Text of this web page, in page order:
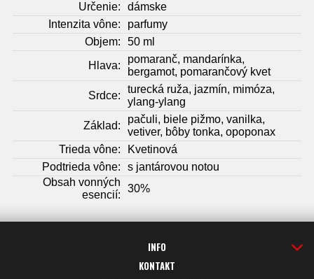
Určenie:
dámske
Intenzita vône:
parfumy
Objem:
50 ml
Hlava:
pomaranč, mandarínka,
bergamot, pomarančový kvet
Srdce:
turecká ruža, jazmín, mimóza,
ylang-ylang
Základ:
pačuli, biele pižmo, vanilka,
vetiver, bôby tonka, opoponax
Trieda vône:
Kvetinová
Podtrieda vône:
s jantárovou notou
Obsah vonných
esencií:
30%
INFO
KONTAKT